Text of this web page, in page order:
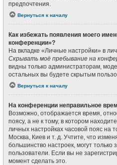
предпочтения.
Вернуться к началу
Как избежать появления моего
конференции»?
На вкладке «Личные настройки» в
Скрывать моё пребывание на
видны только администраторам,
остальных вы будете скрытым
Вернуться к началу
На конференции неправильное
Возможно, отображается время,
поясу, а не к тому, в котором
личных настройках часовой пояс на
Москва, Киев и т. д. Учтите, что
большинство настроек, могут только
пользователи. Если вы не
момент сделать это.